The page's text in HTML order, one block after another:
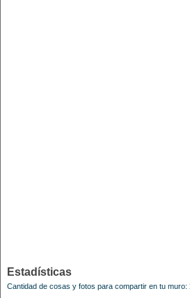
Estadísticas
Cantidad de cosas y fotos para compartir en tu muro: